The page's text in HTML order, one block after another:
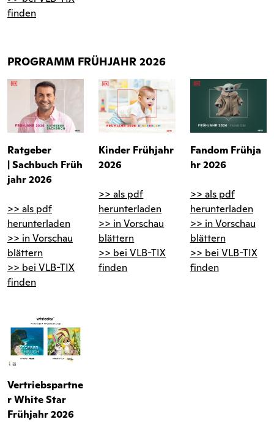
finden
PROGRAMM FRÜHJAHR 2026
Ratgeber
|Sachbuch Früh
jahr 2026
>> als pdf
herunterladen
>> in Vorschau
blättern
>> bei VLB-TIX
finden
Kinder Frühjahr
2026
>> als pdf
herunterladen
>> in Vorschau
blättern
>> bei VLB-TIX
finden
Fandom Frühja
hr 2026
>> als pdf
herunterladen
>> in Vorschau
blättern
>> bei VLB-TIX
finden
Vertriebspartne
r White Star
Frühjahr 2026